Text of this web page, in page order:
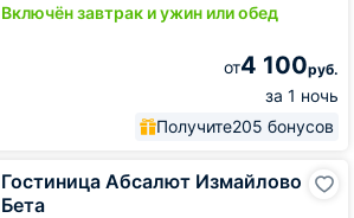
Включён завтрак и ужин или обед
от4 100руб.
за 1 ночь
Получите205 бонусов
Гостиница Абсалют Измайлово
Бета